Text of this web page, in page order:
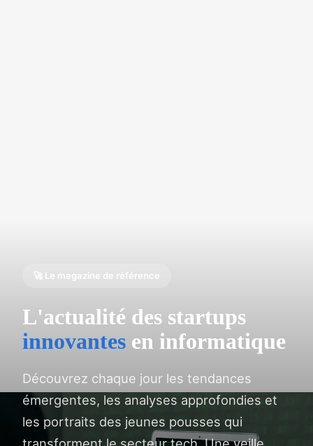
🚀 Le magazine de référence
L'actualité des startups
innovantes en informatique
Découvrez chaque jour les tendances
émergentes, les analyses approfondies et
les portraits des jeunes pousses qui